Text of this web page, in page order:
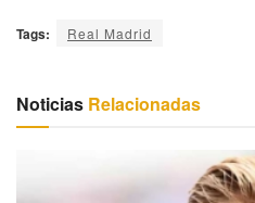
Tags: Real Madrid
Noticias Relacionadas